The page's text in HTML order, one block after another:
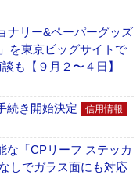
ナリー&ペーパーグッズ
を東京ビッグサイトで
も【９月２〜４日】
続き開始決定 信用情報
「CPリーフ ステッカ
しでガラス面にも対応